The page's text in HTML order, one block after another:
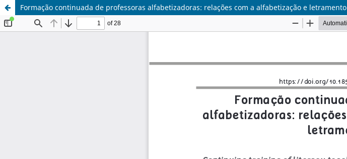
Formação continuada de professoras alfabetizadoras: relações com a alfabetização e letramento